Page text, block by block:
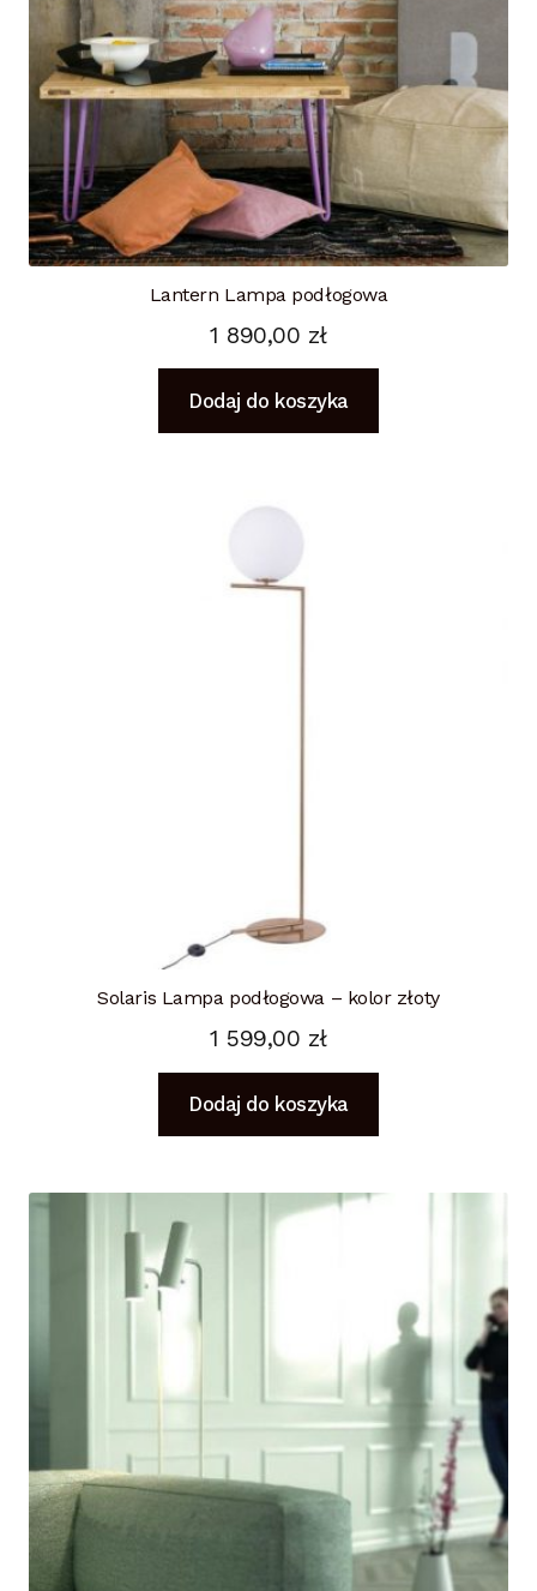
Lantern Lampa podłogowa
1 890,00 zł
Dodaj do koszyka
Solaris Lampa podłogowa – kolor złoty
1 599,00 zł
Dodaj do koszyka